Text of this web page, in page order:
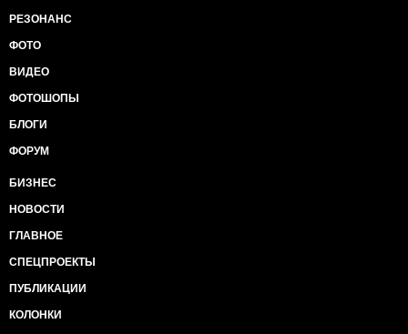
РЕЗОНАНС
ФОТО
ВИДЕО
ФОТОШОПЫ
БЛОГИ
ФОРУМ
БИЗНЕС
НОВОСТИ
ГЛАВНОЕ
СПЕЦПРОЕКТЫ
ПУБЛИКАЦИИ
КОЛОНКИ